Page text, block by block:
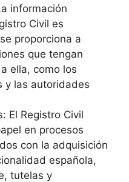
información
Civil es
proporciona a
que tengan
ella, como los
y las autoridades
El Registro Civil
en procesos
con la adquisición
española,
tutelas y